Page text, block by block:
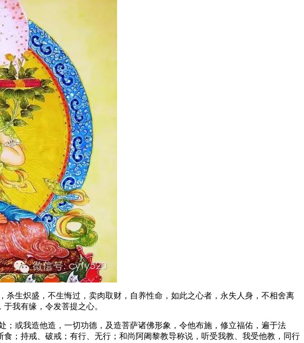
生炽盛，不生悔过，卖肉取财，自养性命，如此之心者，永失人身，不相舍离
于我有缘，令发菩提之心。
或我造他造，一切功德，及造菩萨诸佛形象，令他布施，修立福佑，遍于法
；持戒、破戒；有行、无行；和尚阿阇黎教导称说，听受我教、我受他教，同行